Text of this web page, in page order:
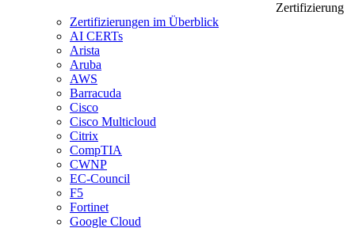
Zertifizierung
Zertifizierungen im Überblick
AI CERTs
Arista
Aruba
AWS
Barracuda
Cisco
Cisco Multicloud
Citrix
CompTIA
CWNP
EC-Council
F5
Fortinet
Google Cloud